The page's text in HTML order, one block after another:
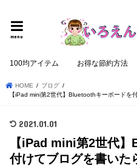
menu
100均アイテム お得な節約方法
HOME
ブログ
【iPad mini第2世代】Bluetoothキーボードを
2021.01.01
【iPad mini第2世代
付けてブログを書いた